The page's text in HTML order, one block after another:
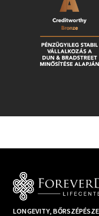
LONGEVITY,